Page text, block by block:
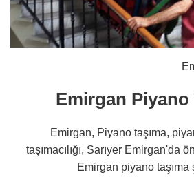
Emirgan Piyano
Emirgan, Piyano taşıma,
taşımacılığı, Sarıyer Emirgan'da
Emirgan piyano